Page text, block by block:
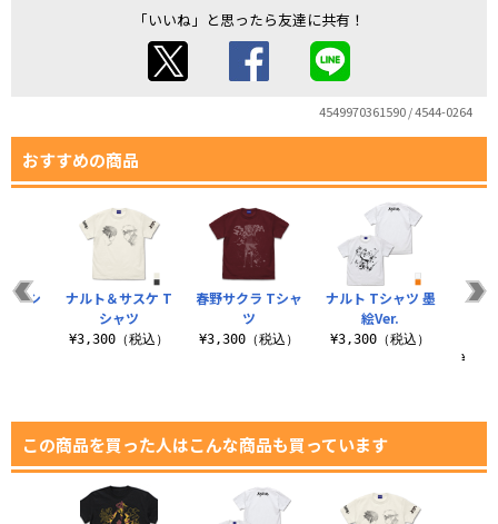
「いいね」と思ったら友達に共有！
4549970361590 / 4544-0264
おすすめの商品
春野サクラ Tシャ
ツ
¥3,300（税込）
ナルト Tシャツ 墨
絵Ver.
¥3,300（税込）
うず
Tシ
ナルト＆サスケ T
シャツ
¥3,300（税込）
この商品を買った人はこんな商品も買っています